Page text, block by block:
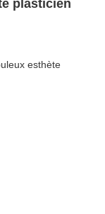
plasticien